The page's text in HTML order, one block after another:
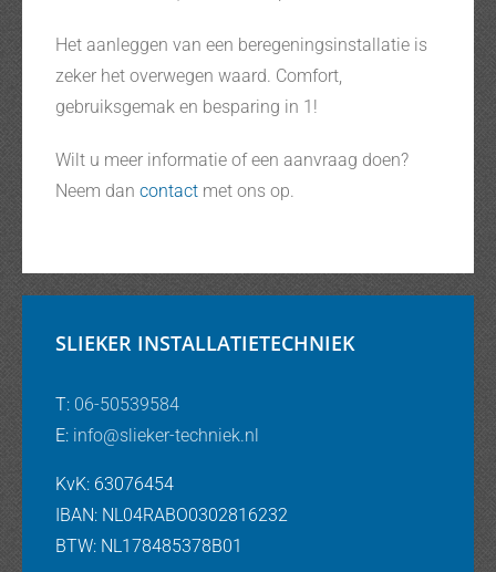
Het aanleggen van een beregeningsinstallatie is
zeker het overwegen waard. Comfort,
gebruiksgemak en besparing in 1!
Wilt u meer informatie of een aanvraag doen?
Neem dan contactmet ons op.
SLIEKER INSTALLATIETECHNIEK
T: 06-50539584
E: info@slieker-techniek.nl
KvK: 63076454
IBAN: NL04RABO0302816232
BTW: NL178485378B01